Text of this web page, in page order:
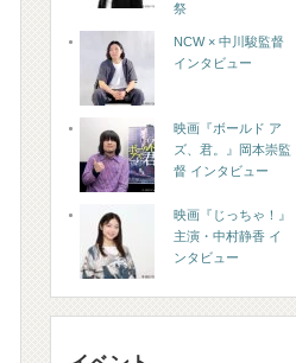
祭
NCW × 中川駿監督
インタビュー
映画『ボールド ア
ズ、君。』岡本崇監
督 インタビュー
映画『じっちゃ！』
主演・中村静香 イ
ンタビュー